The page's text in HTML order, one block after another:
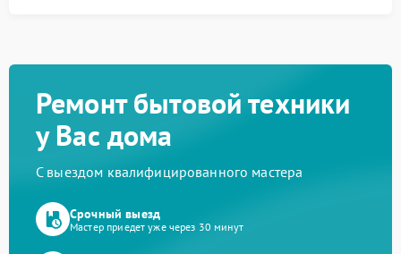
Ремонт бытовой техники
у Вас дома
С выездом квалифицированного мастера
Срочный выезд
Мастер приедет уже через 30 минут